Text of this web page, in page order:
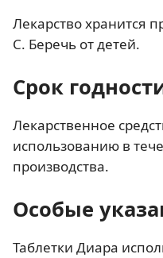
Лекарство хранится
C. Беречь от детей.
Срок
Лекарственное
использованию в
производства.
Особые
Таблетки Диара